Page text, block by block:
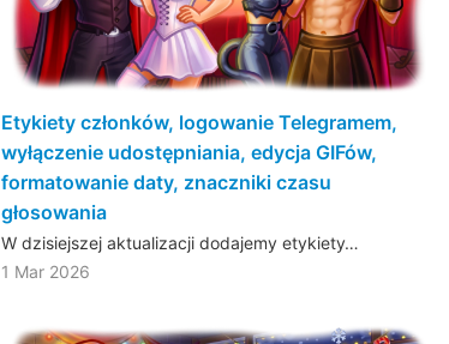
Etykiety członków, logowanie Telegramem,
wyłączenie udostępniania, edycja GIFów,
formatowanie daty, znaczniki czasu
głosowania
W dzisiejszej aktualizacji dodajemy etykiety…
1 Mar 2026